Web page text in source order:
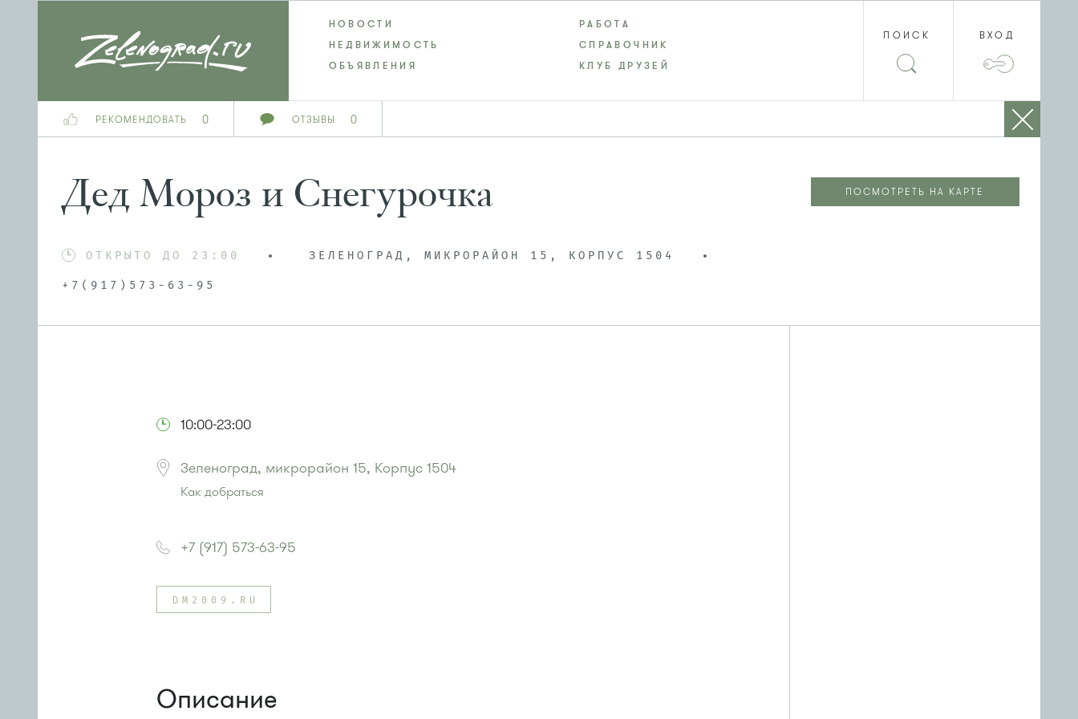
РЕКОМЕНДОВАТЬ 0 ОТЗЫВЫ 0
НОВОСТИ
РАБОТА
НЕДВИЖИМОСТЬ
СПРАВОЧНИК
ОБЪЯВЛЕНИЯ
КЛУБ ДРУЗЕЙ
ПОИСК ВХОД
Дед Мороз и Снегурочка
ОТКРЫТО ДО 23:00 ЗЕЛЕНОГРАД, МИКРОРАЙОН 15, КОРПУС 1504
+7(917)573-63-95
ПОСМОТРЕТЬ НА КАРТЕ
10:00-23:00
Зеленоград, микрорайон 15, Корпус 1504
Как добраться
Автобусы № 5, 15, 32.
Маршрутка № 460м, 720м
Автобусы № 5, 15, 17, 20, 32.
+7 (917) 573-63-95
DM2009.RU
Описание